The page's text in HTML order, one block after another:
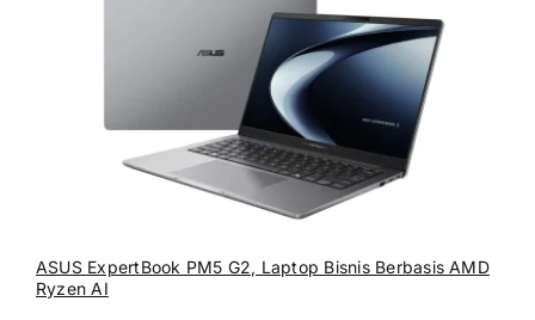
ASUS ExpertBook PM5 G2, Laptop Bisnis Berbasis AMD
Ryzen AI